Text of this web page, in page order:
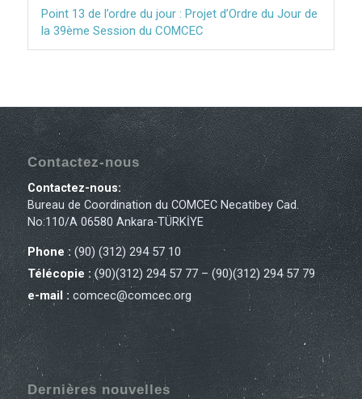
Point 13 de l’ordre du jour : Projet d’Ordre du Jour de
la 39ème Session du COMCEC
Contactez-nous
Contactez-nous:
Bureau de Coordination du COMCEC Necatibey Cad.
No:110/A 06580 Ankara-TÜRKİYE
Phone :(90) (312) 294 57 10
Télécopie :(90)(312) 294 57 77 – (90)(312) 294 57 79
e-mail : comcec@comcec.org
Dernières nouvelles